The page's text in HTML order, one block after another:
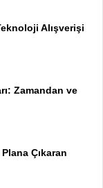
Alışverişi
Zamandan ve
Çıkaran